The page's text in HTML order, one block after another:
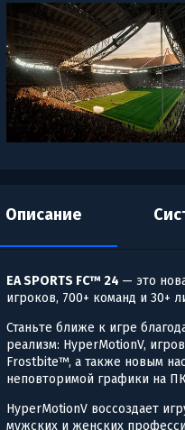
Описание
EA SPORTS FC™ 24 — это
игроков, 700+ команд и 30+
Станьте ближе к игре
реализм: HyperMotionV,
Frostbite™, а также новым
неповторимой графики на
HyperMotionV воссоздает
мужских и женских